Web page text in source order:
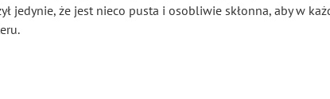
jedynie, że jest nieco pusta i osobliwie skłonna, aby w